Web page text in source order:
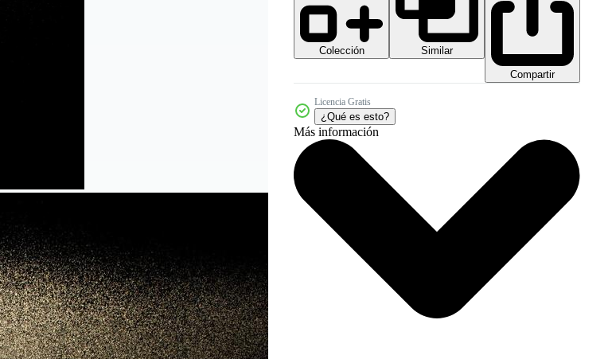
Colección
Similar
Compartir
Licencia Gratis
¿Qué es esto?
Más información